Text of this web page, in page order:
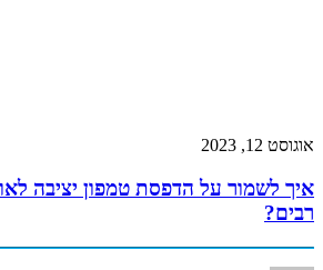
אוגוסט 12, 2023
איך לשמור על הדפסת טמפון יציבה
רבים?